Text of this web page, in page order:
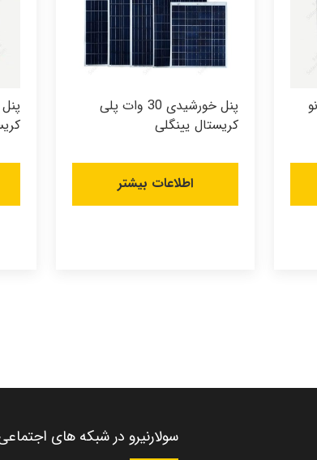
پنل خورشیدی 30 وات پلی
کریستال یینگلی
اطلاعات بیشتر
سولارنیرو در شبکه های